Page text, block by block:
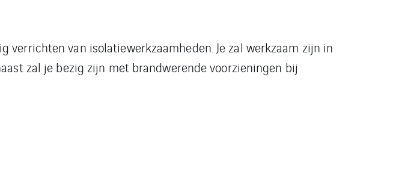
van isolatiewerkzaamheden. Je zal werkzaam zijn in
zal je bezig zijn met brandwerende voorzieningen bij